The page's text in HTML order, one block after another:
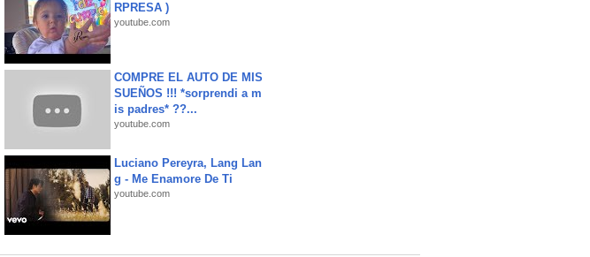
RPRESA )
youtube.com
COMPRE EL AUTO DE MIS
SUEÑOS !!! *sorprendi a m
is padres* ??...
youtube.com
Luciano Pereyra, Lang Lan
g - Me Enamore De Ti
youtube.com